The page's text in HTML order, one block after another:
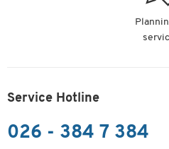
Service Hotline
026 - 384 7 384